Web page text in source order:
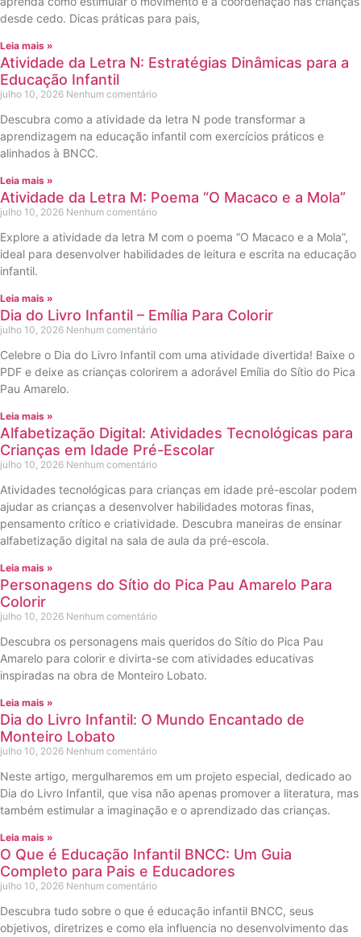
desde cedo. Dicas práticas para pais,
Leia mais »
Atividade da Letra N: Estratégias Dinâmicas para a
Educação Infantil
julho 10, 2026 Nenhum comentário
Descubra como a atividade da letra N pode transformar a
aprendizagem na educação infantil com exercícios práticos e
alinhados à BNCC.
Leia mais »
Atividade da Letra M: Poema “O Macaco e a Mola”
julho 10, 2026 Nenhum comentário
Explore a atividade da letra M com o poema “O Macaco e a Mola”,
ideal para desenvolver habilidades de leitura e escrita na educação
infantil.
Leia mais »
Dia do Livro Infantil – Emília Para Colorir
julho 10, 2026 Nenhum comentário
Celebre o Dia do Livro Infantil com uma atividade divertida! Baixe o
PDF e deixe as crianças colorirem a adorável Emília do Sítio do Pica
Pau Amarelo.
Leia mais »
Alfabetização Digital: Atividades Tecnológicas para
Crianças em Idade Pré-Escolar
julho 10, 2026 Nenhum comentário
Atividades tecnológicas para crianças em idade pré-escolar podem
ajudar as crianças a desenvolver habilidades motoras finas,
pensamento crítico e criatividade. Descubra maneiras de ensinar
alfabetização digital na sala de aula da pré-escola.
Leia mais »
Personagens do Sítio do Pica Pau Amarelo Para
Colorir
julho 10, 2026 Nenhum comentário
Descubra os personagens mais queridos do Sítio do Pica Pau
Amarelo para colorir e divirta-se com atividades educativas
inspiradas na obra de Monteiro Lobato.
Leia mais »
Dia do Livro Infantil: O Mundo Encantado de
Monteiro Lobato
julho 10, 2026 Nenhum comentário
Neste artigo, mergulharemos em um projeto especial, dedicado ao
Dia do Livro Infantil, que visa não apenas promover a literatura, mas
também estimular a imaginação e o aprendizado das crianças.
Leia mais »
O Que é Educação Infantil BNCC: Um Guia
Completo para Pais e Educadores
julho 10, 2026 Nenhum comentário
Descubra tudo sobre o que é educação infantil BNCC, seus
objetivos, diretrizes e como ela influencia no desenvolvimento das